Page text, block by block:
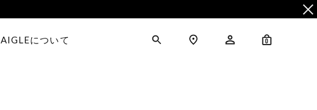
AIGLEについて 0